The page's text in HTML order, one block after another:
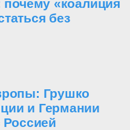
почему «коалиция
без
Грушко
и Германии
Россией